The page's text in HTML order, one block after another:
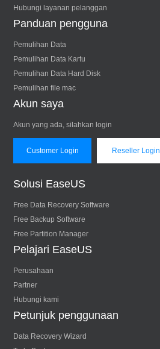
Hubungi layanan pelanggan
Panduan pengguna
Pemulihan Data
Pemulihan Data Kartu
Pemulihan Data Hard Disk
Pemulihan file mac
Akun saya
Akun yang ada, silahkan login
Customer Login Reseller Login
Solusi EaseUS
Free Data Recovery Software
Free Backup Software
Free Partition Manager
Pelajari EaseUS
Perusahaan
Partner
Hubungi kami
Petunjuk penggunaan
Data Recovery Wizard